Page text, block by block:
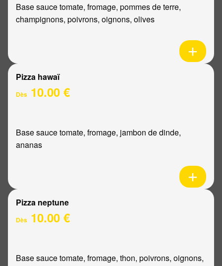
Base sauce tomate, fromage, pommes de terre,
champignons, poivrons, oignons, olives
Pizza hawaï
Dès 10.00 €
Base sauce tomate, fromage, jambon de dinde,
ananas
Pizza neptune
Dès 10.00 €
Base sauce tomate, fromage, thon, poivrons, oignons,